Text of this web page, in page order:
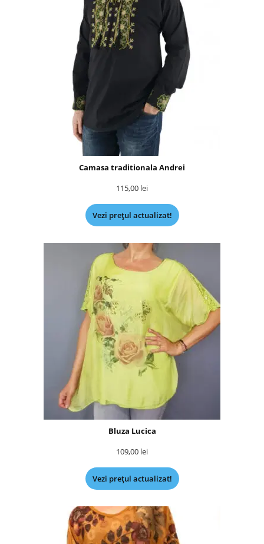
Camasa traditionala Andrei
115,00 lei
Vezi prețul actualizat!
Bluza Lucica
109,00 lei
Vezi prețul actualizat!